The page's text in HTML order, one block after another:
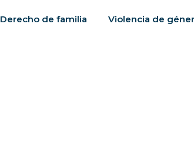
Derecho de familia Violencia de